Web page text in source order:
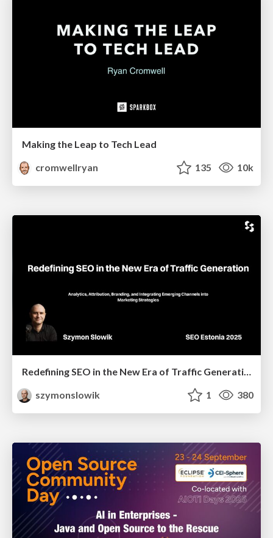
Making the Leap to Tech Lead
cromwellryan
135 10k
Redefining SEO in the New Era of Traffic Generation
szymonslowik
1 380